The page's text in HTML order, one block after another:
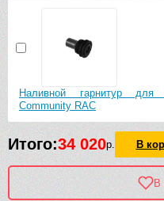
Наливной гарнитур для
Community RAC
Итого:34 020р. В
В